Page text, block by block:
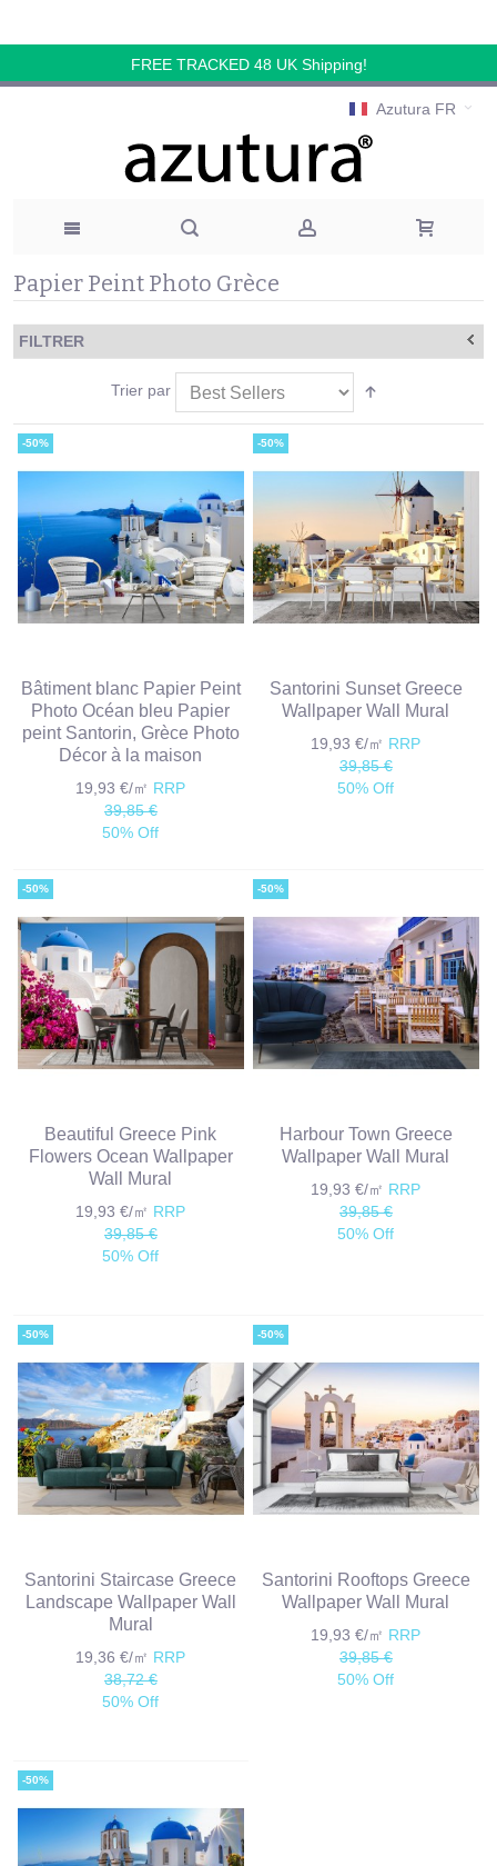
FREE TRACKED 48 UK Shipping!
Azutura FR
Papier Peint Photo Grèce
FILTRER
Trier par
-50%
Bâtiment blanc Papier Peint
Photo Océan bleu Papier
peint Santorin, Grèce Photo
Décor à la maison
19,93 €/㎡ RRP
39,85 €
50% Off
-50%
Santorini Sunset Greece
Wallpaper Wall Mural
19,93 €/㎡ RRP
39,85 €
50% Off
-50%
Beautiful Greece Pink
Flowers Ocean Wallpaper
Wall Mural
19,93 €/㎡ RRP
39,85 €
50% Off
-50%
Harbour Town Greece
Wallpaper Wall Mural
19,93 €/㎡ RRP
39,85 €
50% Off
-50%
Santorini Staircase Greece
Landscape Wallpaper Wall
Mural
19,36 €/㎡ RRP
38,72 €
50% Off
-50%
Santorini Rooftops Greece
Wallpaper Wall Mural
19,93 €/㎡ RRP
39,85 €
50% Off
-50%